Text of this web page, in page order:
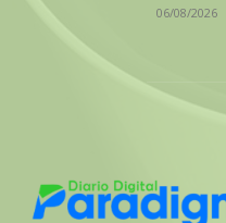
06/08/2026